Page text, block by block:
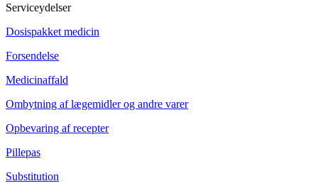
Serviceydelser
Dosispakket medicin
Forsendelse
Medicinaffald
Ombytning af lægemidler og andre varer
Opbevaring af recepter
Pillepas
Substitution